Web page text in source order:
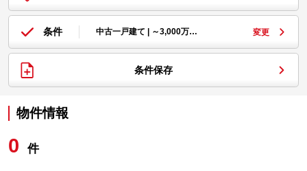
条件 中古一戸建て | ～3,000万… 変更
条件保存
物件情報
0 件